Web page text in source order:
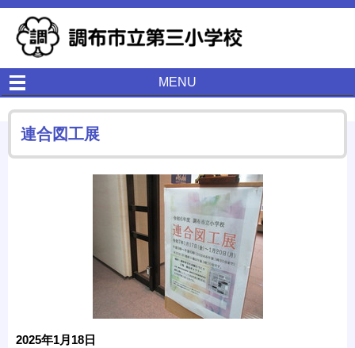
MENU
連合図工展
2025年1月18日